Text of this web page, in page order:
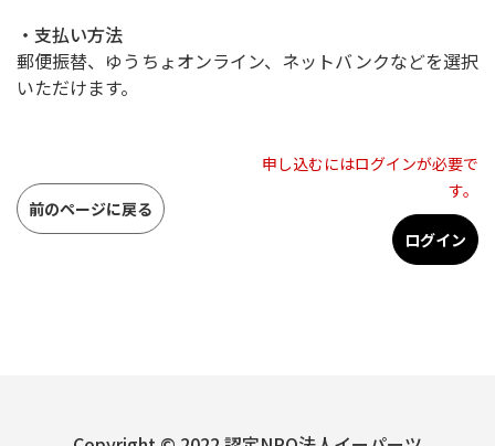
・支払い方法
郵便振替、ゆうちょオンライン、ネットバンクなどを選択
いただけます。
前のページに戻る
申し込むにはログインが必要で
す。
ログイン